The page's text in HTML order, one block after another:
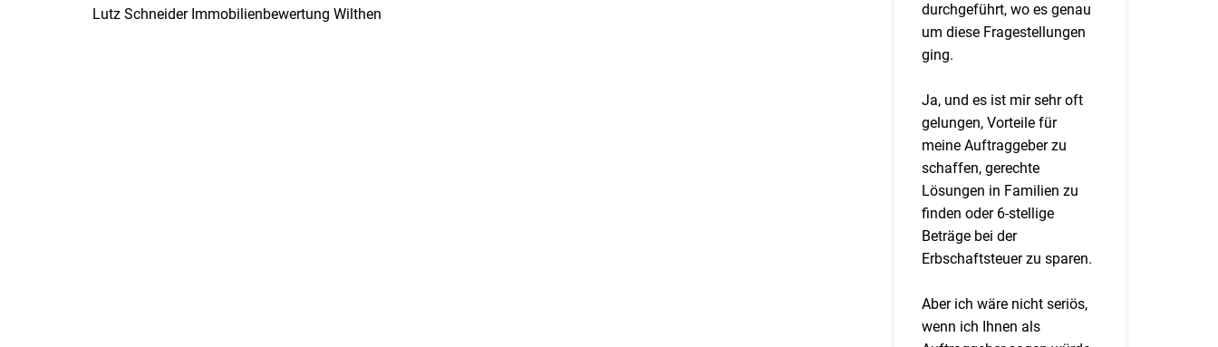
Lutz Schneider Immobilienbewertung Wilthen
durchgeführt, wo es genau
um diese Fragestellungen
ging.
Ja, und es ist mir sehr oft
gelungen, Vorteile für
meine Auftraggeber zu
schaffen, gerechte
Lösungen in Familien zu
finden oder 6-stellige
Beträge bei der
Erbschaftsteuer zu sparen.
Aber ich wäre nicht seriös,
wenn ich Ihnen als